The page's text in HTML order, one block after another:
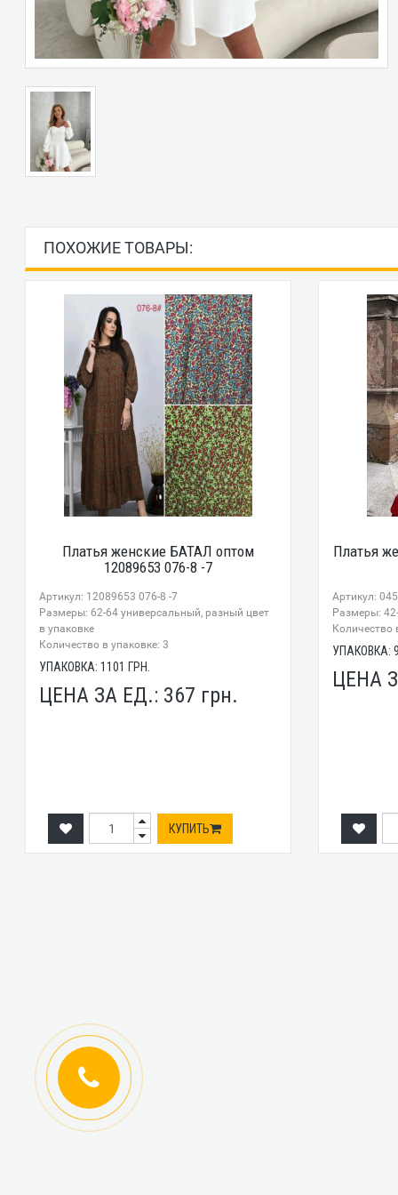
ПОХОЖИЕ ТОВАРЫ:
Платья женские БАТАЛ оптом
12089653 076-8 -7
Артикул: 12089653 076-8 -7
Размеры: 62-64 универсальный, разный цвет
в упаковке
Количество в упаковке: 3
УПАКОВКА:1101 ГРН.
ЦЕНА ЗА ЕД.: 367 грн.
КУПИТЬ
Платья
Артикул:
Размеры:
Количество
УПАКОВКА:
ЦЕНА